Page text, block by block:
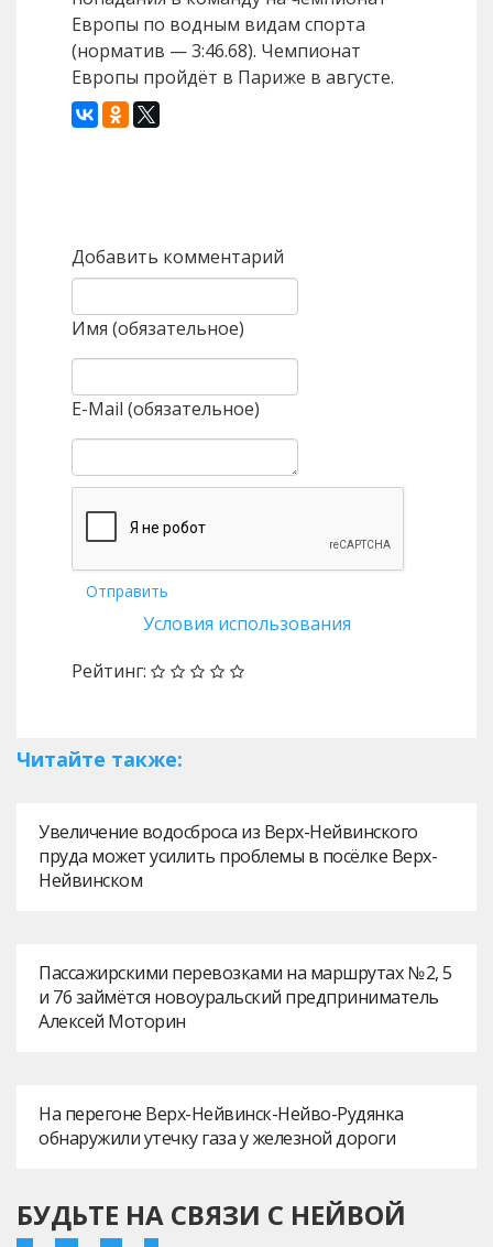
Европы по водным видам спорта
(норматив — 3:46.68). Чемпионат
Европы пройдёт в Париже в августе.
Добавить комментарий
Имя (обязательное)
E-Mail (обязательное)
Отправить
Условия использования
Рейтинг:
Читайте также:
Увеличение водосброса из Верх-Нейвинского
пруда может усилить проблемы в посёлке Верх-
Нейвинском
Пассажирскими перевозками на маршрутах № 2, 5
и 76 займётся новоуральский предприниматель
Алексей Моторин
На перегоне Верх-Нейвинск-Нейво-Рудянка
обнаружили утечку газа у железной дороги
БУДЬТЕ НА СВЯЗИ С НЕЙВОЙ